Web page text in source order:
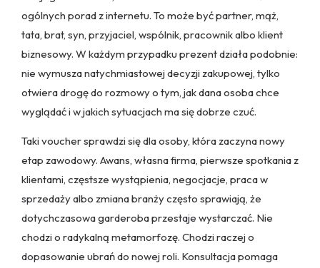
ogólnych porad z internetu. To może być partner, mąż,
tata, brat, syn, przyjaciel, wspólnik, pracownik albo klient
biznesowy. W każdym przypadku prezent działa podobnie:
nie wymusza natychmiastowej decyzji zakupowej, tylko
otwiera drogę do rozmowy o tym, jak dana osoba chce
wyglądać i w jakich sytuacjach ma się dobrze czuć.
Taki voucher sprawdzi się dla osoby, która zaczyna nowy
etap zawodowy. Awans, własna firma, pierwsze spotkania z
klientami, częstsze wystąpienia, negocjacje, praca w
sprzedaży albo zmiana branży często sprawiają, że
dotychczasowa garderoba przestaje wystarczać. Nie
chodzi o radykalną metamorfozę. Chodzi raczej o
dopasowanie ubrań do nowej roli. Konsultacja pomaga